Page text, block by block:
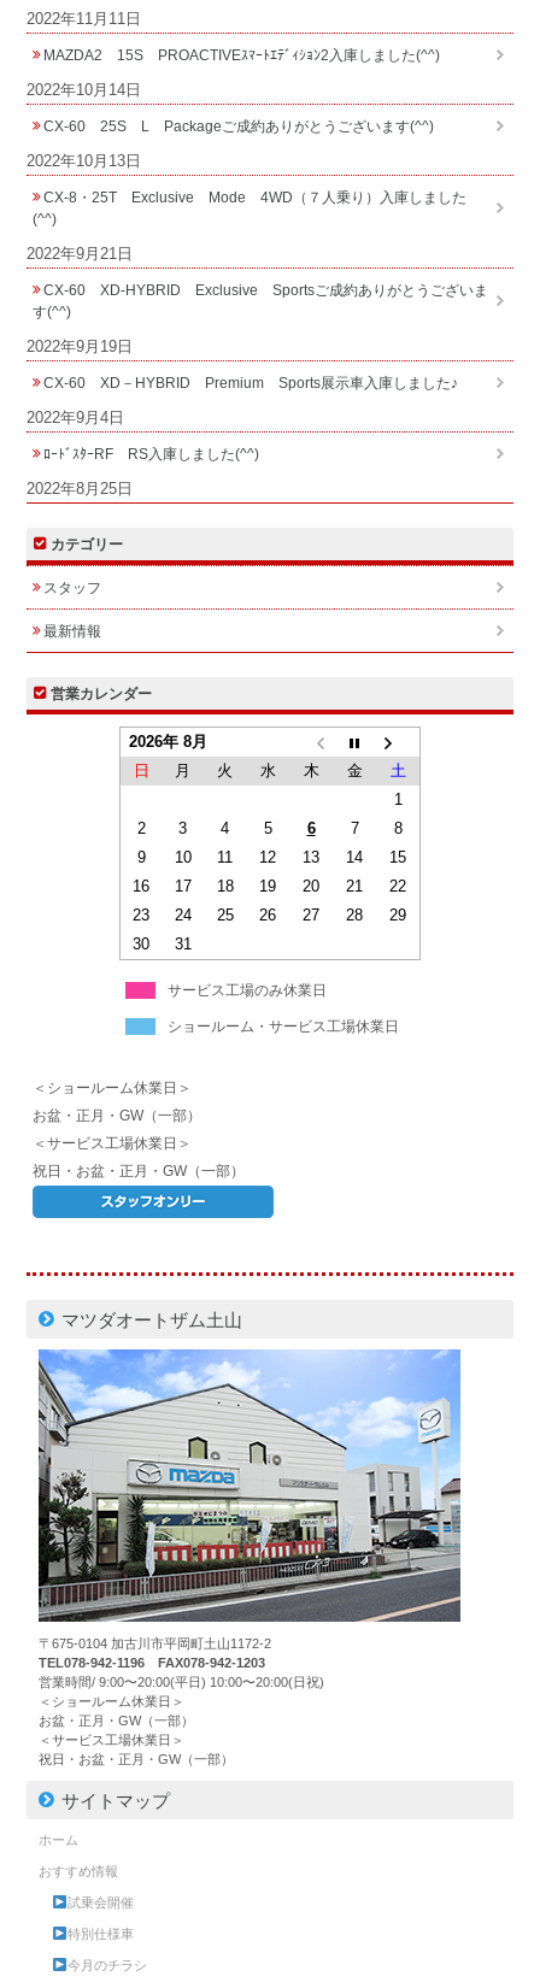
2022年11月11日
MAZDA2 15S PROACTIVEｽﾏｰﾄｴﾃﾞｨｼｮﾝ2入庫しました(^^)
2022年10月14日
CX-60 25S L Packageご成約ありがとうございます(^^)
2022年10月13日
CX-8・25T Exclusive Mode 4WD（７人乗り）入庫しました
(^^)
2022年9月21日
CX-60 XD-HYBRID Exclusive Sportsご成約ありがとうございま
す(^^)
2022年9月19日
CX-60 XD－HYBRID Premium Sports展示車入庫しました♪
2022年9月4日
ﾛｰﾄﾞｽﾀｰRF RS入庫しました(^^)
2022年8月25日
カテゴリー
スタッフ
最新情報
営業カレンダー
2026年 8月
日
月 火 水 木 金
土
1
2
3 4 5 6 7
8
9
10 11 12 13 14
15
16
17 18 19 20 21
22
23
24 25 26 27 28
29
30
31
サービス工場のみ休業日
ショールーム・サービス工場休業日
＜ショールーム休業日＞
お盆・正月・GW（一部）
＜サービス工場休業日＞
祝日・お盆・正月・GW（一部）
マツダオートザム土山
〒675-0104 加古川市平岡町土山1172-2
TEL078-942-1196 FAX078-942-1203
営業時間/ 9:00〜20:00(平日) 10:00〜20:00(日祝)
＜ショールーム休業日＞
お盆・正月・GW（一部）
＜サービス工場休業日＞
祝日・お盆・正月・GW（一部）
サイトマップ
ホーム
おすすめ情報
試乗会開催
特別仕様車
今月のチラシ